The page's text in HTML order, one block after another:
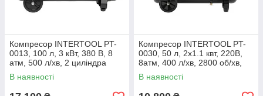
Компресор INTERTOOL PT-
0013, 100 л, 3 кВт, 380 В, 8
атм, 500 л/хв, 2 циліндра
В наявності
Компресор INTERTOOL PT-
0030, 50 л, 2x1.1 квт, 220В,
8атм, 400 л/хв, 2800 об/хв,
безмасляний, 4 циліндра
В наявності